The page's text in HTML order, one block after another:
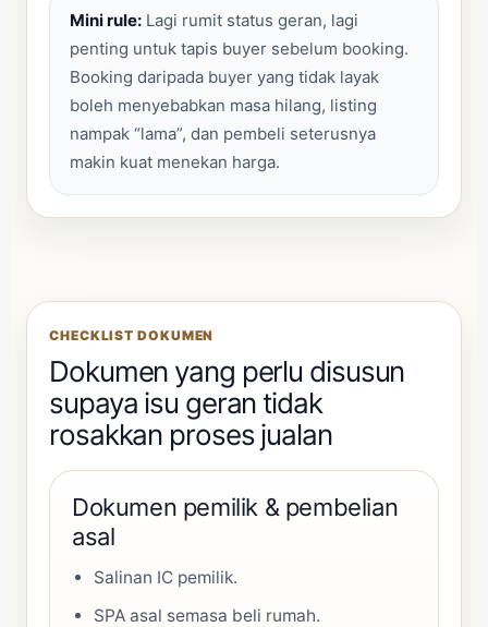
Mini rule: Lagi rumit status geran, lagi
penting untuk tapis buyer sebelum booking.
Booking daripada buyer yang tidak layak
boleh menyebabkan masa hilang, listing
nampak “lama”, dan pembeli seterusnya
makin kuat menekan harga.
CHECKLIST DOKUMEN
Dokumen yang perlu disusun
supaya isu geran tidak
rosakkan proses jualan
Dokumen pemilik & pembelian
asal
Salinan IC pemilik.
SPA asal semasa beli rumah.